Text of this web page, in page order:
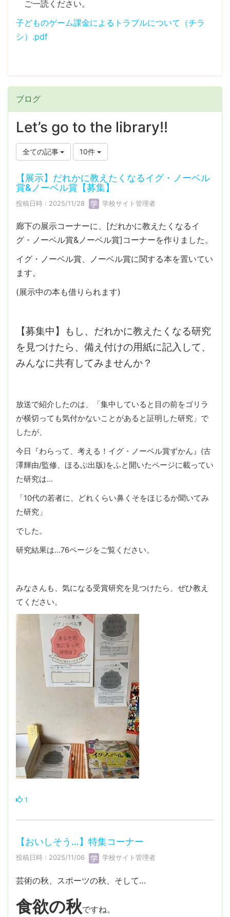
ご一読ください。
子どものゲーム課金によるトラブルについて（チラ
シ）.pdf
ブログ
Let’s go to the library!!
全ての記事 10件
【展示】だれかに教えたくなるイグ・ノーベル
賞&ノーベル賞【募集】
投稿日時 : 2025/11/28 学校サイト管理者
廊下の展示コーナーに、[だれかに教えたくなるイ
グ・ノーベル賞&ノーベル賞]コーナーを作りました。
イグ・ノーベル賞、ノーベル賞に関する本を置いてい
ます。
(展示中の本も借りられます)
【募集中】もし、だれかに教えたくなる研究
を見つけたら、備え付けの用紙に記入して、
みんなに共有してみませんか？
放送で紹介したのは、「集中していると目の前をゴリラ
が横切っても気付かないことがあると証明した研究」で
したが、
今日『わらって、考える！イグ・ノーベル賞ずかん』(古
澤輝由/監修、ほるぷ出版)をふと開いたページに載ってい
た研究は…
「10代の若者に、どれくらい鼻くそをほじるか聞いてみ
た研究」
でした。
研究結果は…76ページをご覧ください。
みなさんも、気になる受賞研究を見つけたら、ぜひ教え
てください。
1
【おいしそう…】特集コーナー
投稿日時 : 2025/11/06 学校サイト管理者
芸術の秋、スポーツの秋、そして…
食欲の秋ですね。